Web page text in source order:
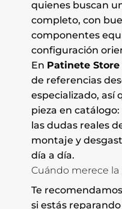
quienes buscan
completo, con
componentes
configuración
En Patinete Store
de referencias
especializado, así
pieza en
las dudas reales
montaje y
día a día.
Cuándo merece
Te
si estás